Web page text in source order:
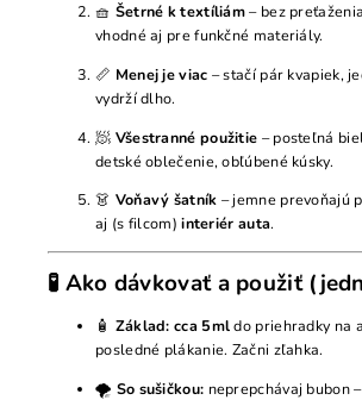
🧺 Šetrné k textíliám– bez
vhodné aj pre funkčné materiály.
📏 Menej je viac – stačí pár kvapiek,
vydrží dlho.
🧖 Všestranné použitie – posteľná
detské oblečenie, obľúbené kúsky.
👗 Voňavý šatník – jemne prevoňajú
aj (s filcom)interiér auta.
🧪 Ako dávkovať a použiť
🧴 Základ: cca 5mldo priehradky na
posledné plákanie. Začni zľahka.
🌪️ So sušičkou: neprepchávaj bubon